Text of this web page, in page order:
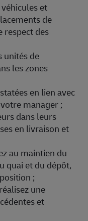
et
de
respect des
unités de
les zones
en lien avec
manager ;
dans leurs
en livraison et
au maintien du
quai et du dépôt,
;
une
et